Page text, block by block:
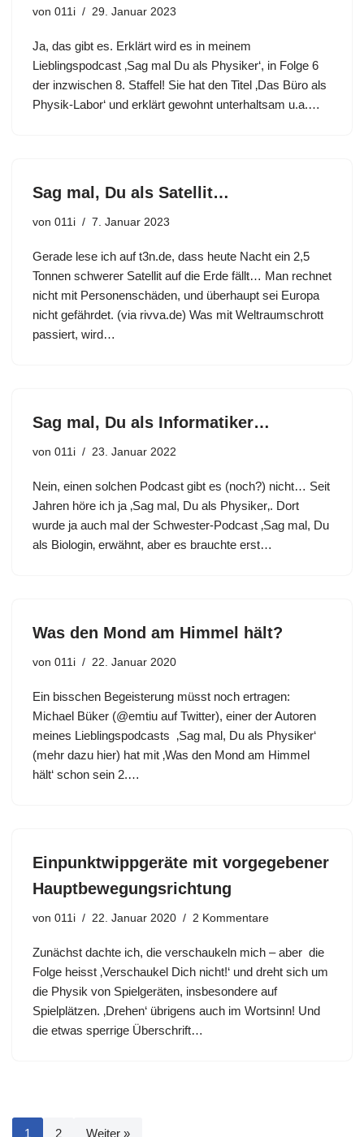
von 011i 29. Januar 2023
Ja, das gibt es. Erklärt wird es in meinem
Lieblingspodcast ‚Sag mal Du als Physiker‘, in Folge 6
der inzwischen 8. Staffel! Sie hat den Titel ‚Das Büro als
Physik-Labor‘ und erklärt gewohnt unterhaltsam u.a.…
Sag mal, Du als Satellit…
von 011i 7. Januar 2023
Gerade lese ich auf t3n.de, dass heute Nacht ein 2,5
Tonnen schwerer Satellit auf die Erde fällt… Man rechnet
nicht mit Personenschäden, und überhaupt sei Europa
nicht gefährdet. (via rivva.de) Was mit Weltraumschrott
passiert, wird…
Sag mal, Du als Informatiker…
von 011i 23. Januar 2022
Nein, einen solchen Podcast gibt es (noch?) nicht… Seit
Jahren höre ich ja ‚Sag mal, Du als Physiker‚. Dort
wurde ja auch mal der Schwester-Podcast ‚Sag mal, Du
als Biologin‚ erwähnt, aber es brauchte erst…
Was den Mond am Himmel hält?
von 011i 22. Januar 2020
Ein bisschen Begeisterung müsst noch ertragen:
Michael Büker (@emtiu auf Twitter), einer der Autoren
meines Lieblingspodcasts ‚Sag mal, Du als Physiker‘
(mehr dazu hier) hat mit ‚Was den Mond am Himmel
hält‘ schon sein 2.…
Einpunktwippgeräte mit vorgegebener
Hauptbewegungsrichtung
von 011i 22. Januar 2020 2 Kommentare
Zunächst dachte ich, die verschaukeln mich – aber die
Folge heisst ‚Verschaukel Dich nicht!‘ und dreht sich um
die Physik von Spielgeräten, insbesondere auf
Spielplätzen. ‚Drehen‘ übrigens auch im Wortsinn! Und
die etwas sperrige Überschrift…
1 2 Weiter »